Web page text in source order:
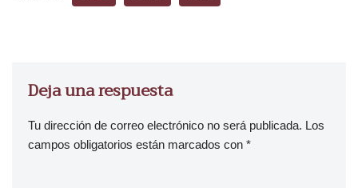
Deja una respuesta
Tu dirección de correo electrónico no será publicada. Los
campos obligatorios están marcados con *